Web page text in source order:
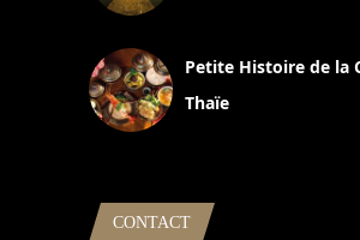
Petite Histoire de la
Thaïe
CONTACT